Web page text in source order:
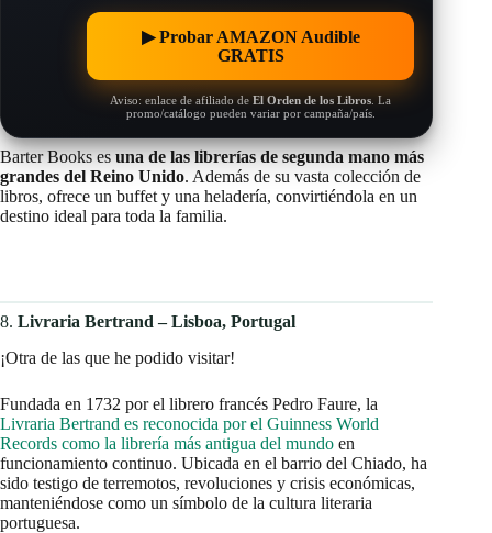
▶︎ Probar AMAZON Audible
GRATIS
Aviso: enlace de afiliado deEl Orden de los Libros . La
promo/catálogo pueden variar por campaña/país.
Barter Books esuna de las librerías de segunda mano más
grandes del Reino Unido. Además de su vasta colección de
libros, ofrece un buffet y una heladería, convirtiéndola en un
destino ideal para toda la familia.
8. Livraria Bertrand – Lisboa, Portugal
¡Otra de las que he podido visitar!
Fundada en 1732 por el librero francés Pedro Faure, la
Livraria Bertrand es reconocida por el Guinness World
Records como la librería más antigua del mundo en
funcionamiento continuo. Ubicada en el barrio del Chiado, ha
sido testigo de terremotos, revoluciones y crisis económicas,
manteniéndose como un símbolo de la cultura literaria
portuguesa. ​